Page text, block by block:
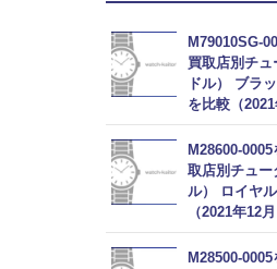
M79010SG-
買取店別チ
ドル） ブラ
を比較（2021
M28600-
取店別チュー
ル） ロイヤ
（2021年12月
M28500-